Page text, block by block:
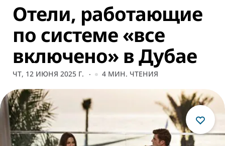
Отели, работающие
по системе «все
включено» в Дубае
ЧТ, 12 ИЮНЯ 2025 Г. 4 МИН. ЧТЕНИЯ